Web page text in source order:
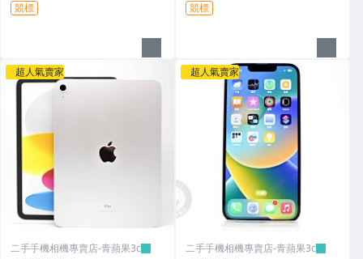
競標 競標
超人氣賣家
二手手機相機專賣店-青蘋果3c
超人氣賣家
二手手機相機專賣店-青蘋果3c